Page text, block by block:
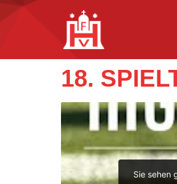
18.
Sie sehen